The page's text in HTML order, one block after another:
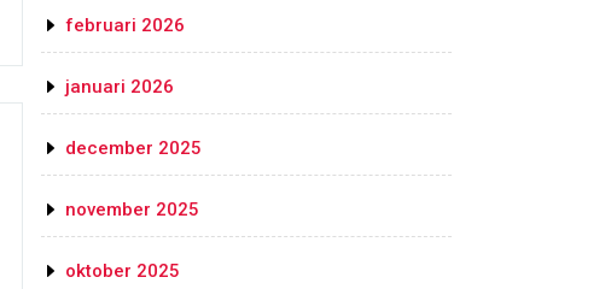
februari 2026
januari 2026
december 2025
november 2025
oktober 2025